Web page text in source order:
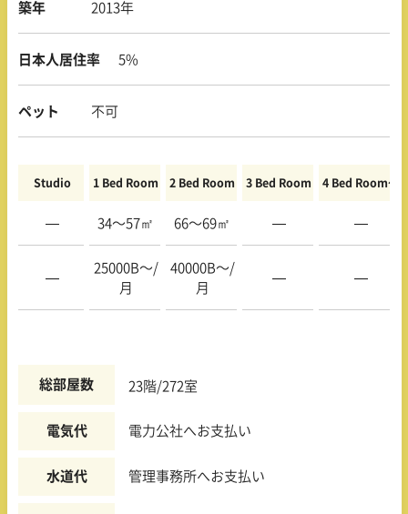
築年 2013年
日本人居住率 5%
ペット 不可
Studio 1 Bed Room 2 Bed Room 3 Bed Room 4 Bed Room〜
— 34〜57㎡ 66〜69㎡ — —
—
25000B〜/
月
40000B〜/
月
— —
総部屋数 23階/272室
電気代 電力公社へお支払い
水道代 管理事務所へお支払い